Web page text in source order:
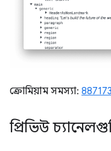
ক্রোমিয়াম সমস্যা: 887173
প্রিভিউ